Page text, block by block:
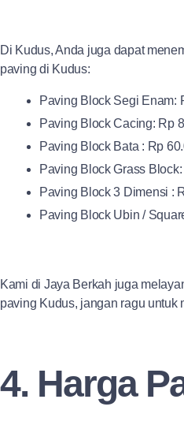
Di Kudus, Anda juga dapat
paving di Kudus:
Paving Block Segi Enam:
Paving Block Cacing: Rp
Paving Block Bata : Rp
Paving Block Grass
Paving Block 3 Dimensi :
Paving Block Ubin /
Kami di Jaya Berkah juga
paving Kudus, jangan ragu untuk
4. Harga